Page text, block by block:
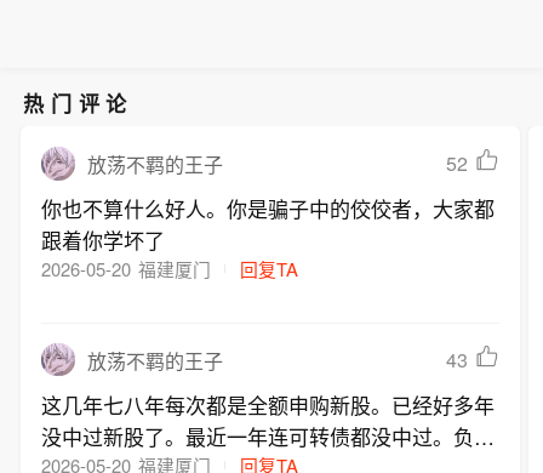
热门评论
放荡不羁的王子 52
你也不算什么好人。你是骗子中的佼佼者，大家都
跟着你学坏了
2026-05-20 福建厦门 回复TA
放荡不羁的王子 43
这几年七八年每次都是全额申购新股。已经好多年
没中过新股了。最近一年连可转债都没中过。负责
2026-05-20 福建厦门 回复TA